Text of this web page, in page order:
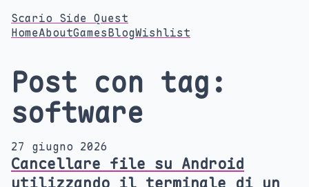
Scario Side Quest
HomeAboutGamesBlogWishlist
Post con tag:
software
27 giugno 2026
Cancellare file su Android
utilizzando il terminale di un